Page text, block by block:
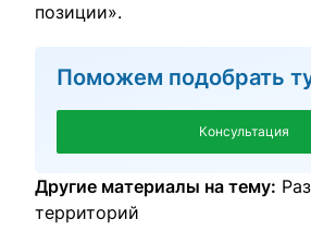
позиции».
Поможем подобрать
Консультация
Другие материалы на тему:
территорий